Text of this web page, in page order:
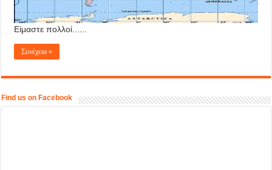
Είμαστε πολλοί......
Συνέχεια »
Find us on Facebook